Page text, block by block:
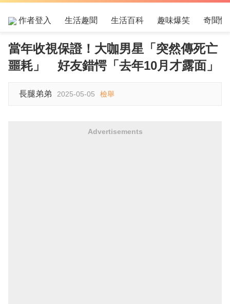
作者登入 生活趣聞 生活百科 趣味爆笑 奇聞怪
當年收視保證！大咖男星「突然傳死亡
噩耗」 好友錯愕「去年10月才露面」
長腿弟弟 2025-05-05 檢舉
Advertisements